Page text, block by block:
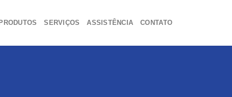
PRODUTOS SERVIÇOS ASSISTÊNCIA CONTATO